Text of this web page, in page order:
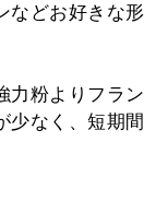
などお好きな
粉よりフラ
なく、短期